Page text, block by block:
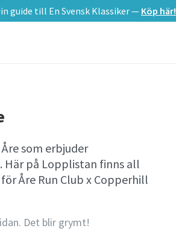
guide till En Svensk Klassiker — Köp här!
som erbjuder
Här på Lopplistan finns all
Åre Run Club x Copperhill
Det blir grymt!